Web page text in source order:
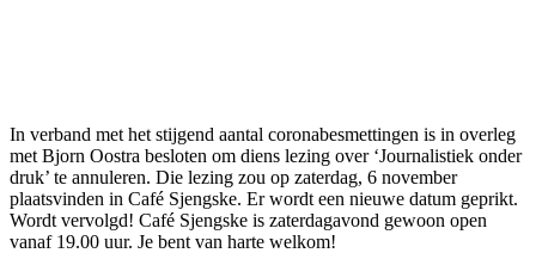
In verband met het stijgend aantal coronabesmettingen is in overleg
met Bjorn Oostra besloten om diens lezing over ‘Journalistiek onder
druk’ te annuleren. Die lezing zou op zaterdag, 6 november
plaatsvinden in Café Sjengske. Er wordt een nieuwe datum geprikt.
Wordt vervolgd! Café Sjengske is zaterdagavond gewoon open
vanaf 19.00 uur. Je bent van harte welkom!